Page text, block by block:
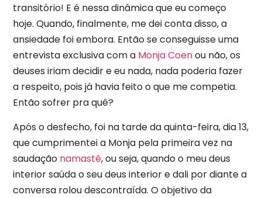
transitório! E é nessa dinâmica que eu começo
hoje. Quando, finalmente, me dei conta disso, a
ansiedade foi embora. Então se conseguisse uma
entrevista exclusiva com a Monja Coenou não, os
deuses iriam decidir e eu nada, nada poderia fazer
a respeito, pois já havia feito o que me competia.
Então sofrer pra quê?
Após o desfecho, foi na tarde da quinta-feira, dia 13,
que cumprimentei a Monja pela primeira vez na
saudação namastê, ou seja, quando o meu deus
interior saúda o seu deus interior e dali por diante a
conversa rolou descontraída. O objetivo da